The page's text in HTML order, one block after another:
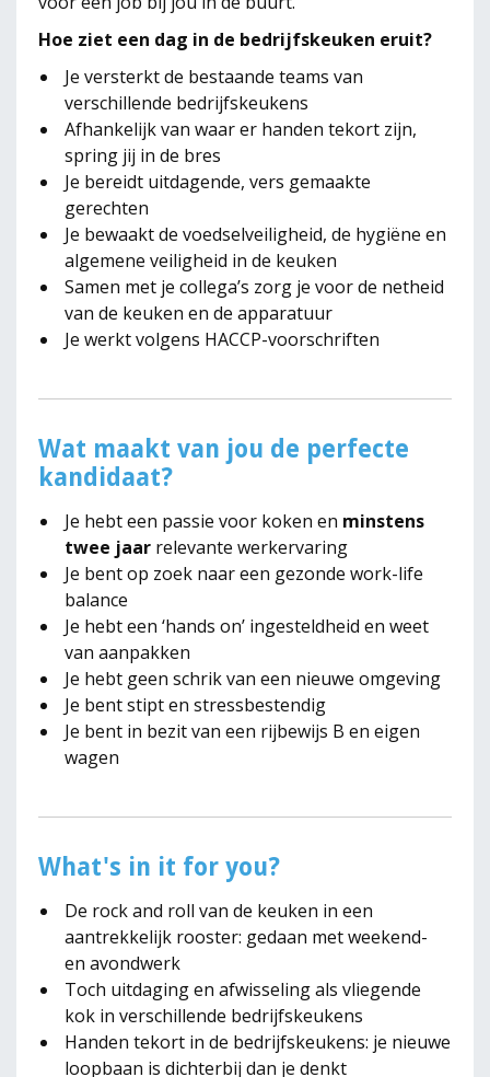
Hoe ziet een dag in de bedrijfskeuken eruit?
Je versterkt de bestaande teams van
verschillende bedrijfskeukens
Afhankelijk van waar er handen tekort zijn,
spring jij in de bres
Je bereidt uitdagende, vers gemaakte
gerechten
Je bewaakt de voedselveiligheid, de hygiëne en
algemene veiligheid in de keuken
Samen met je collega’s zorg je voor de netheid
van de keuken en de apparatuur
Je werkt volgens HACCP-voorschriften
Wat maakt van jou de perfecte
kandidaat?
Je hebt een passie voor koken en minstens
twee jaar relevante werkervaring
Je bent op zoek naar een gezonde work-life
balance
Je hebt een ‘hands on’ ingesteldheid en weet
van aanpakken
Je hebt geen schrik van een nieuwe omgeving
Je bent stipt en stressbestendig
Je bent in bezit van een rijbewijs B en eigen
wagen
What's in it for you?
De rock and roll van de keuken in een
aantrekkelijk rooster: gedaan met weekend-
en avondwerk
Toch uitdaging en afwisseling als vliegende
kok in verschillende bedrijfskeukens
Handen tekort in de bedrijfskeukens: je nieuwe
loopbaan is dichterbij dan je denkt